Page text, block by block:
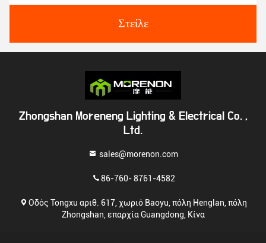
Στείλε
Zhongshan Moreneng Lighting & Electrical Co. ,
Ltd.
sales@morenon.com
86-760- 8761-4582
Οδός Tongxu αριθ. 617, χωριό Baoyu, πόλη Henglan, πόλη
Zhongshan, επαρχία Guangdong, Κίνα